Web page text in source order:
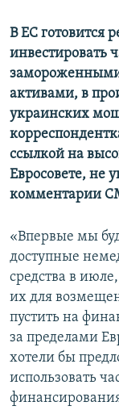
В ЕС готовится
инвестировать
активами, в
украинских
ссылкой на
Евросовете, не
комментарии
«Впервые мы
доступные
средства в
их для
пустить на
за пределами
хотели бы
использовать